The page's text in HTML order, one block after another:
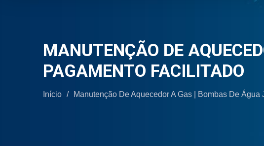
MANUTENÇÃO DE
PAGAMENTO FACILITADO
Início / Manutenção De Aquecedor A Gas | Bombas De Água